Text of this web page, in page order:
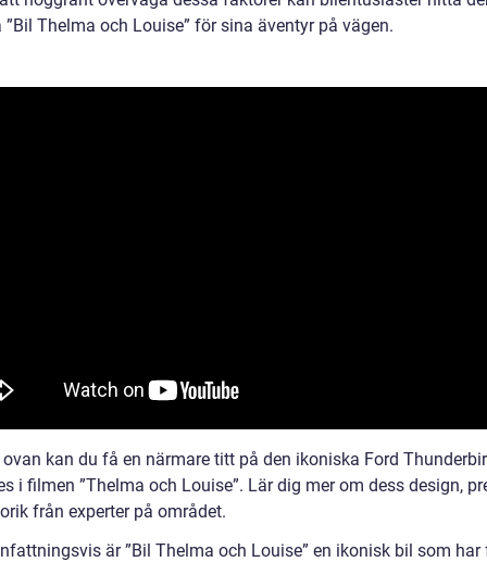
”Bil Thelma och Louise” för sina äventyr på vägen.
kan du få en närmare titt på den ikoniska Ford
i filmen ”Thelma och Louise”. Lär dig mer om dess design,
från experter på området.
är ”Bil Thelma och Louise” en ikonisk bil som